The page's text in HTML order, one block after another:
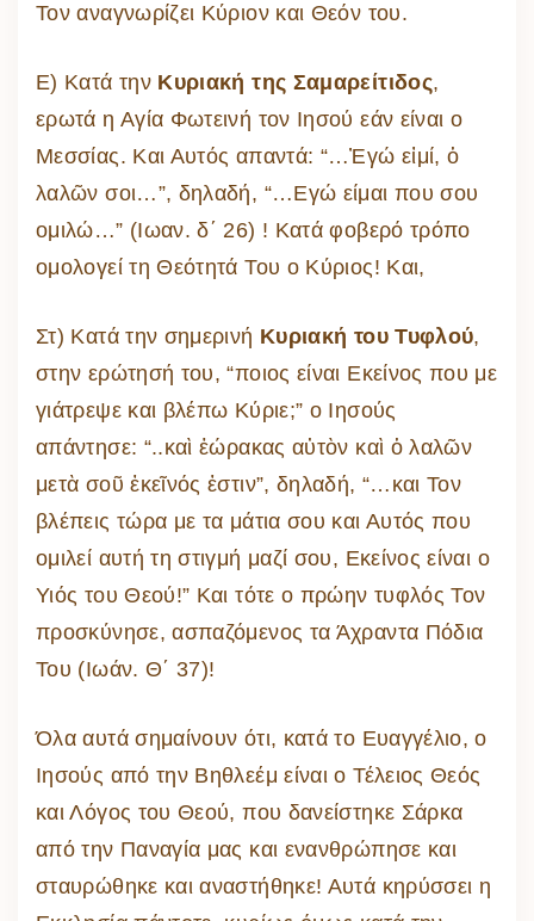
Τον αναγνωρίζει Κύριον και Θεόν του.
Ε) Κατά την Κυριακή της Σαμαρείτιδος,
ερωτά η Αγία Φωτεινή τον Ιησού εάν είναι ο
Μεσσίας. Και Αυτός απαντά: “…Ἐγώ εἰμί, ὁ
λαλῶν σοι…”, δηλαδή, “…Εγώ είμαι που σου
ομιλώ…” (Ιωαν. δ΄ 26) ! Κατά φοβερό τρόπο
ομολογεί τη Θεότητά Του ο Κύριος! Και,
Στ) Κατά την σημερινή Κυριακή του Τυφλού,
στην ερώτησή του, “ποιος είναι Εκείνος που με
γιάτρεψε και βλέπω Κύριε;” ο Ιησούς
απάντησε: “..καὶ ἑώρακας αὐτὸν καὶ ὁ λαλῶν
μετὰ σοῦ ἐκεῖνός ἐστιν”, δηλαδή, “…και Τον
βλέπεις τώρα με τα μάτια σου και Αυτός που
ομιλεί αυτή τη στιγμή μαζί σου, Εκείνος είναι ο
Υιός του Θεού!” Και τότε ο πρώην τυφλός Τον
προσκύνησε, ασπαζόμενος τα Άχραντα Πόδια
Του (Ιωάν. Θ΄ 37)!
Όλα αυτά σημαίνουν ότι, κατά το Ευαγγέλιο, ο
Ιησούς από την Βηθλεέμ είναι ο Τέλειος Θεός
και Λόγος του Θεού, που δανείστηκε Σάρκα
από την Παναγία μας και ενανθρώπησε και
σταυρώθηκε και αναστήθηκε! Αυτά κηρύσσει η